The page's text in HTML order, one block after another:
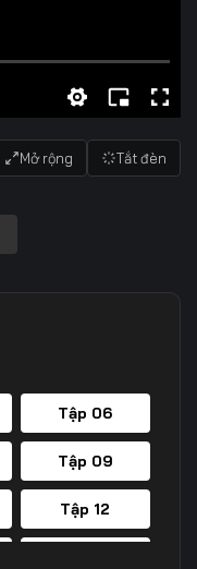
Mở rộng Tắt đèn
Tập 06
Tập 09
Tập 12